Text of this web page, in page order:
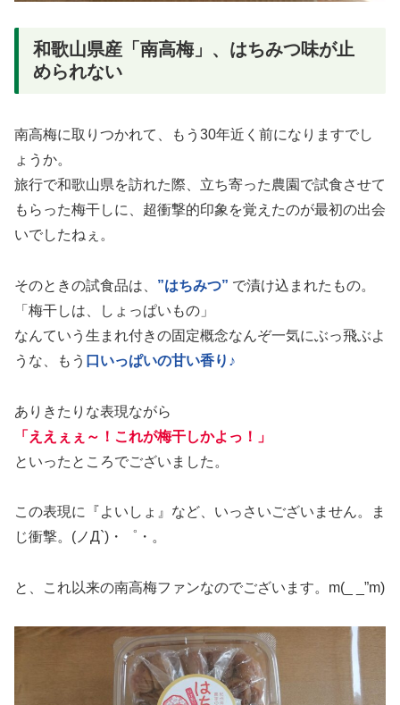
和歌山県産「南高梅」、はちみつ味が止
められない
南高梅に取りつかれて、もう30年近く前になりますでし
ょうか。
旅行で和歌山県を訪れた際、立ち寄った農園で試食させて
もらった梅干しに、超衝撃的印象を覚えたのが最初の出会
いでしたねぇ。
そのときの試食品は、 ”はちみつ” で漬け込まれたもの。
「梅干しは、しょっぱいもの」
なんていう生まれ付きの固定概念なんぞ一気にぶっ飛ぶよ
うな、もう 口いっぱいの甘い香り♪
ありきたりな表現ながら
「ええぇぇ～！これが梅干しかよっ！」
といったところでございました。
この表現に『よいしょ』など、いっさいございません。ま
じ衝撃。(ノД`)・゜・。
と、これ以来の南高梅ファンなのでございます。m(_ _”m)